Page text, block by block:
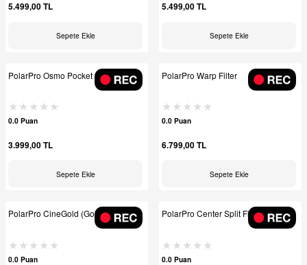
5.499,00 TL
Sepete Ekle
5.499,00 TL
Sepete Ekle
PolarPro Osmo Pocket 3/4 Filters
0.0 Puan
3.999,00 TL
Sepete Ekle
PolarPro Warp Filter
0.0 Puan
6.799,00 TL
Sepete Ekle
PolarPro CineGold (GoldMist) Filter
0.0 Puan
PolarPro Center Split Filter 82mm
0.0 Puan